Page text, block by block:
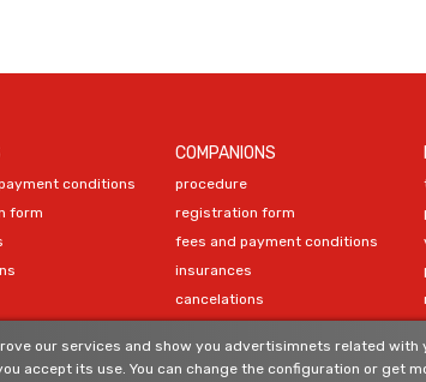
our services and show you advertisimnets related with
accept its use. You can change the configuration or get
conditions
form
equipment
COMPANIONS
procedure
registration form
fees and payment conditions
insurances
cancelations
CONTACT